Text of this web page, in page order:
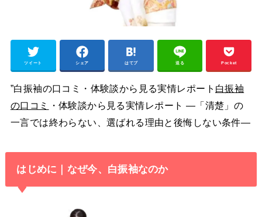
ツイート シェア はてブ 送る Pocket
”白振袖の口コミ・体験談から見る実情レポート 白振袖
の口コミ
・体験談から見る実情レポート ―「清楚」の
一言では終わらない、選ばれる理由と後悔しない条件―
はじめに｜なぜ今、白振袖なのか